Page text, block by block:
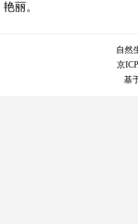
艳丽。
自然
京
基